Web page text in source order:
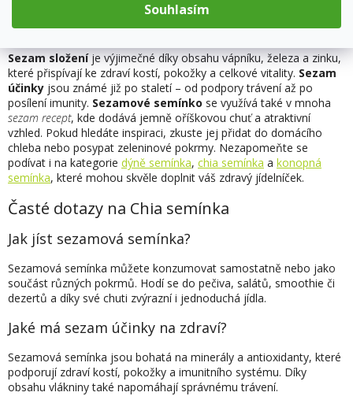
Souhlasím
O
l
á
d
a
c
í
p
r
v
k
y
v
ý
p
i
s
u
Sezam složeníje výjimečné díky obsahu vápníku, železa a zinku,
které přispívají ke zdraví kostí, pokožky a celkové vitality. Sezam
účinky jsou známé již po staletí – od podpory trávení až po
posílení imunity. Sezamové semínko se využívá také v mnoha
sezam recept, kde dodává jemně oříškovou chuť a atraktivní
vzhled. Pokud hledáte inspiraci, zkuste jej přidat do domácího
chleba nebo posypat zeleninové pokrmy. Nezapomeňte se
podívat i na kategorie dýně semínka, chia semínka a konopná
semínka, které mohou skvěle doplnit váš zdravý jídelníček.
Časté dotazy na Chia semínka
Jak jíst sezamová semínka?
Sezamová semínka můžete konzumovat samostatně nebo jako
součást různých pokrmů. Hodí se do pečiva, salátů, smoothie či
dezertů a díky své chuti zvýrazní i jednoduchá jídla.
Jaké má sezam účinky na zdraví?
Sezamová semínka jsou bohatá na minerály a antioxidanty, které
podporují zdraví kostí, pokožky a imunitního systému. Díky
obsahu vlákniny také napomáhají správnému trávení.